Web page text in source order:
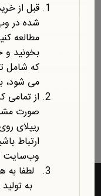
حیطه موضوعی
نمایش یک نتیجه
قبل از
شده در
مطالعه
بخونید و
که شامل
می شود،
از تمامی
صورت
ریپلای
ارتباط
وب‌سایت
لطفا
به